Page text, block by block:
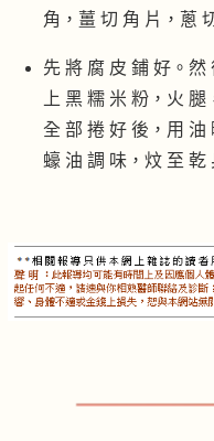
角，薑 切 角 片，蔥
先 將 腐 皮 鋪 好。然
上 黑 糯 米 粉，火 腿
全 部 捲 好 後，用 油
蠔 油 調 味，炆 至 乾